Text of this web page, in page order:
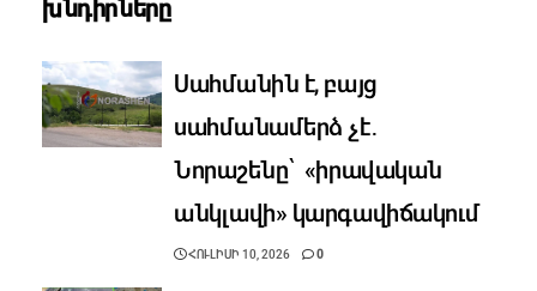
խնդիրները
Սահմանին է, բայց
սահմանամերձ չէ․
Նորաշենը՝ «իրավական
անկլավի» կարգավիճակում
ՀՈՒԼԻՍԻ 10, 2026 0